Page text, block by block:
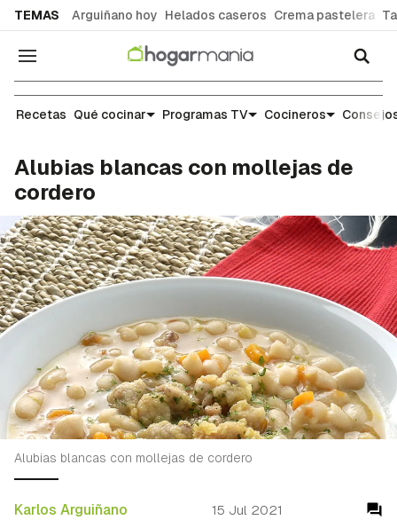
TEMAS Arguiñano hoy Helados caseros Crema pastelera
Navegación
Recetas
Recetas Qué cocinar Programas TV Cocineros
Alubias blancas con mollejas de
cordero
Karlos Arguiñano 15 Jul 2021
Alubias blancas con mollejas de cordero